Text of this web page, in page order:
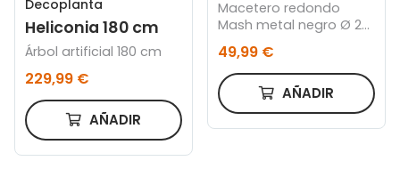
Decoplanta
Heliconia 180 cm
Árbol artificial 180 cm
229,99 €
AÑADIR
Macetero redondo
Mash metal negro Ø 28
49,99 €
AÑADIR